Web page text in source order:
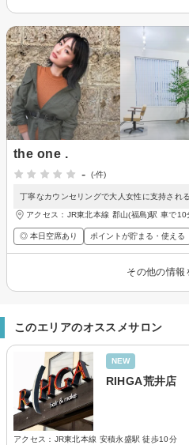
the one .
-
(-件)
丁寧なカウンセリングで大人女性に支持され
アクセス：JR東北本線 郡山(福島)駅 車で10
◎ 本日空席あり ポイントが貯まる・使える
その他の情報
このエリアのオススメサロン
NEW
RIHGA荒井店
アクセス：JR東北本線 安積永盛駅 徒歩10分